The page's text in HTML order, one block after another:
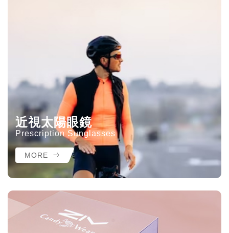
近視太陽眼鏡
Prescription Sunglasses
MORE